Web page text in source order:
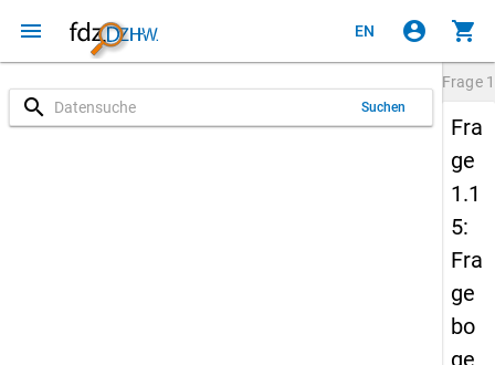
menu EN account_circle shopping_cart
search Suchen
Frage
Fra
ge
1.1
5:
Fra
ge
bo
ge